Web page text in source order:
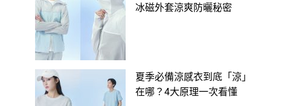
冰磁外套涼爽防曬秘密
夏季必備涼感衣到底「涼」
在哪？4大原理一次看懂